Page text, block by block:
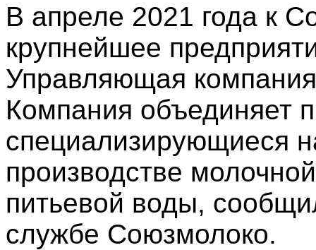
В апреле 2021 года к
крупнейшее
Управляющая
Компания объединяет
специализирующиеся
производстве
питьевой воды,
службе Союзмолоко.